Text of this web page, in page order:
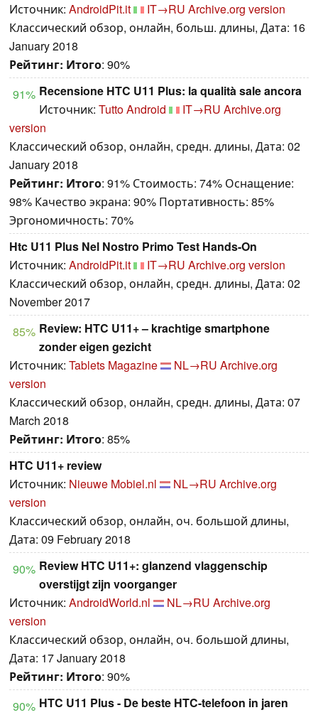
Источник: AndroidPit.it IT→RU Archive.org version
Классический обзор, онлайн, больш. длины, Дата: 16
January 2018
Рейтинг: Итого: 90%
91% Recensione HTC U11 Plus: la qualità sale ancora
Источник: Tutto Android IT→RU Archive.org
version
Классический обзор, онлайн, средн. длины, Дата: 02
January 2018
Рейтинг: Итого: 91% Стоимость: 74% Оснащение:
98% Качество экрана: 90% Портативность: 85%
Эргономичность: 70%
Htc U11 Plus Nel Nostro Primo Test Hands-On
Источник: AndroidPit.it IT→RU Archive.org version
Классический обзор, онлайн, средн. длины, Дата: 02
November 2017
85% Review: HTC U11+ – krachtige smartphone
zonder eigen gezicht
Источник: Tablets Magazine NL→RU Archive.org
version
Классический обзор, онлайн, средн. длины, Дата: 07
March 2018
Рейтинг: Итого: 85%
HTC U11+ review
Источник: Nieuwe Mobiel.nl NL→RU Archive.org
version
Классический обзор, онлайн, оч. большой длины,
Дата: 09 February 2018
90% Review HTC U11+: glanzend vlaggenschip
overstijgt zijn voorganger
Источник: AndroidWorld.nl NL→RU Archive.org
version
Классический обзор, онлайн, оч. большой длины,
Дата: 17 January 2018
Рейтинг: Итого: 90%
90% HTC U11 Plus - De beste HTC-telefoon in jaren